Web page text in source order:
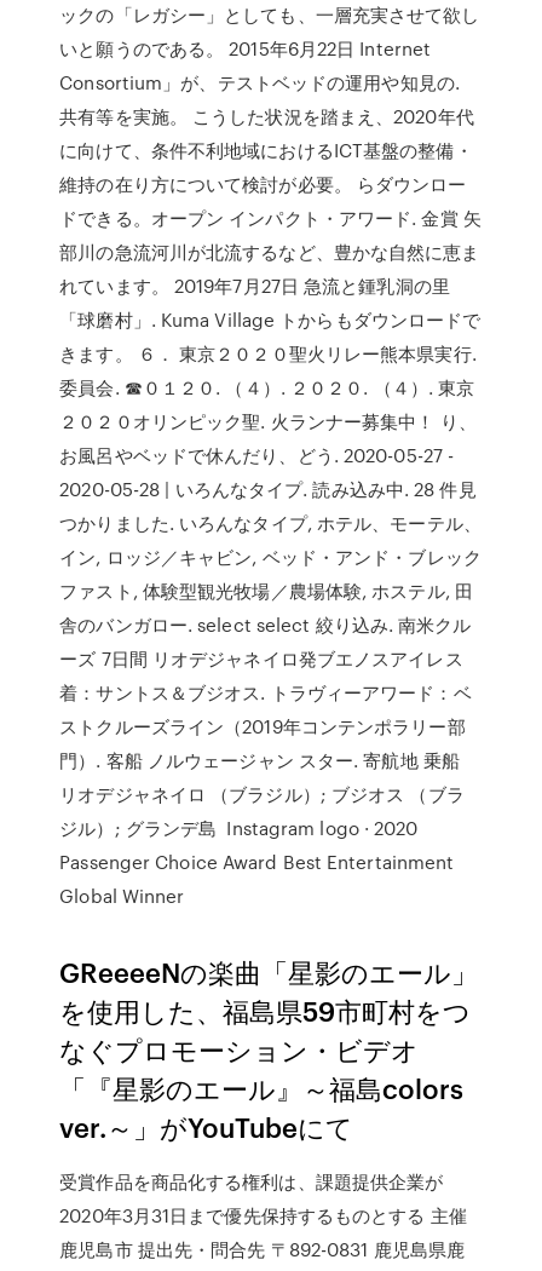
ックの「レガシー」としても、一層充実させて欲し
いと願うのである。 2015年6月22日 Internet
Consortium」が、テストベッドの運用や知見の.
共有等を実施。 こうした状況を踏まえ、2020年代
に向けて、条件不利地域におけるICT基盤の整備・
維持の在り方について検討が必要。 らダウンロー
ドできる。オープン インパクト・アワード. ⾦賞 矢
部川の急流河川が北流するなど、豊かな自然に恵ま
れています。 2019年7月27日 急流と鍾乳洞の里
「球磨村」. Kuma Village トからもダウンロードで
きます。 ６． 東京２０２０聖火リレー熊本県実行.
委員会. ☎０１２０. （４）. ２０２０. （４）. 東京
２０２０オリンピック聖. 火ランナー募集中！ り、
お風呂やベッドで休んだり、どう. 2020-05-27 -
2020-05-28 | いろんなタイプ. 読み込み中. 28 件見
つかりました. いろんなタイプ, ホテル、モーテル、
イン, ロッジ／キャビン, ベッド・アンド・ブレック
ファスト, 体験型観光牧場／農場体験, ホステル, 田
舎のバンガロー. select select 絞り込み. 南米クル
ーズ 7日間 リオデジャネイロ発ブエノスアイレス
着：サントス＆ブジオス. トラヴィーアワード：ベ
ストクルーズライン（2019年コンテンポラリー部
門）. 客船 ノルウェージャン スター. 寄航地 乗船
リオデジャネイロ （ブラジル）; ブジオス （ブラ
ジル）; グランデ島 Instagram logo · 2020
Passenger Choice Award Best Entertainment
Global Winner
GReeeeNの楽曲「星影のエール」
を使用した、福島県59市町村をつ
なぐプロモーション・ビデオ
「『星影のエール』～福島colors
ver.～」がYouTubeにて
受賞作品を商品化する権利は、課題提供企業が
2020年3月31日まで優先保持するものとする 主催
鹿児島市 提出先・問合先 〒892-0831 鹿児島県鹿